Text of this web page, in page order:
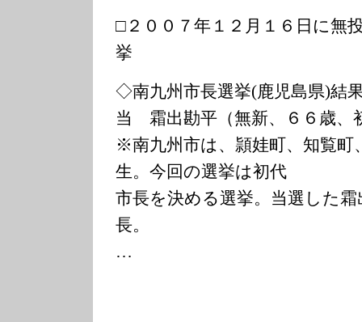
□２００７年１２月１６日に無
挙
◇南九州市長選挙(鹿児島県)結
当 霜出勘平（無新、６６歳、
※南九州市は、頴娃町、知覧町
生。今回の選挙は初代
市長を決める選挙。当選した
長。
…